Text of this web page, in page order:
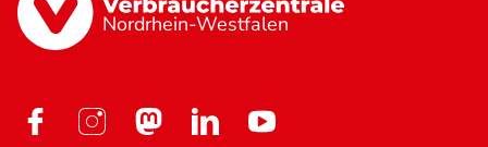
Nordrhein-Westfalen